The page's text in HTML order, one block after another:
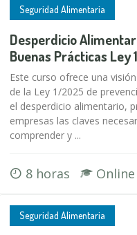
Seguridad Alimentaria
Desperdicio
Buenas Prácticas Ley
Este curso ofrece una
de la Ley 1/2025 de
el desperdicio alimentario,
empresas las claves
comprender y ...
8 horas Online
Seguridad Alimentaria